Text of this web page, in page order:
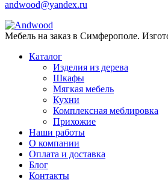
andwood@yandex.ru
Мебель на заказ в Симферополе.
Каталог
Изделия из дерева
Шкафы
Мягкая мебель
Кухни
Комплексная меблировка
Прихожие
Наши работы
О компании
Оплата и доставка
Блог
Контакты